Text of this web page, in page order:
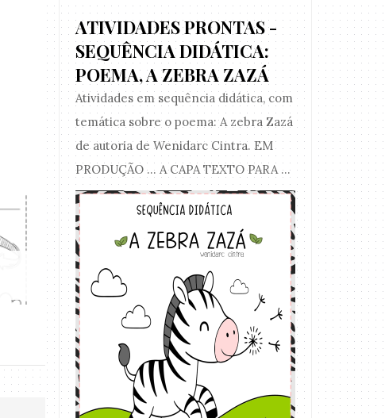
ATIVIDADE PRONTA - SÍLABAS
ATIVIDADE
DA
ATIVIDADES PRONTAS -
SEQUÊNCIA DIDÁTICA:
POEMA, A ZEBRA ZAZÁ
Atividades em sequência didática, com
temática sobre o poema: A zebra Zazá
de autoria de Wenidarc Cintra. EM
PRODUÇÃO ... A CAPA TEXTO PARA ...